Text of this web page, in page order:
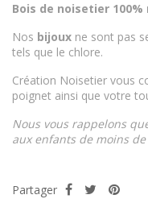
Bois de noisetier
Nos bijoux ne sont pas
tels que le chlore.
Création Noisetier vous
poignet ainsi que votre
Nous vous rappelons
aux enfants de moins de
Partager